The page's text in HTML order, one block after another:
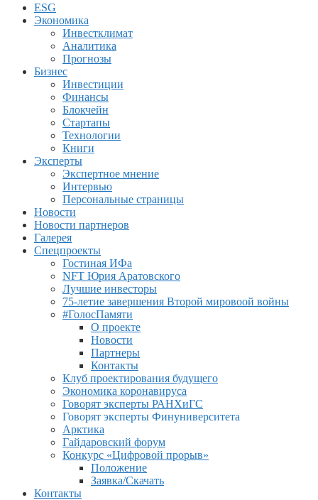
ESG
Экономика
Инвестклимат
Аналитика
Прогнозы
Бизнес
Инвестиции
Финансы
Блокчейн
Стартапы
Технологии
Книги
Эксперты
Экспертное мнение
Интервью
Персональные страницы
Новости
Новости партнеров
Галерея
Спецпроекты
Гостиная ИФа
NFT Юрия Аратовского
Лучшие инвесторы
75-летие завершения Второй мировоой войны
#ГолосПамяти
О проекте
Новости
Партнеры
Контакты
Клуб проектирования будущего
Экономика коронавируса
Говорят эксперты РАНХиГС
Говорят эксперты Финуниверситета
Арктика
Гайдаровский форум
Конкурс «Цифровой прорыв»
Положение
Заявка/Скачать
Контакты